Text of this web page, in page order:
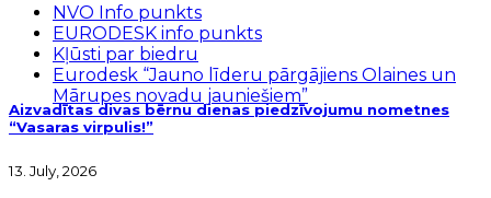
Aizvadītas divas bērnu dienas piedzīvojumu nometnes
“Vasaras virpulis!”
13. July, 2026
NVO Info punkts
EURODESK info punkts
Kļūsti par biedru
Eurodesk “Jauno līderu pārgājiens Olaines un
Mārupes novadu jauniešiem”